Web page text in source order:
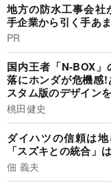
地方の防水工事会社
手企業から引く手あ
PR
国内王者「N-BOX
落にホンダが危機感
スタム版のデザイン
桃田健史
ダイハツの信頼は
「スズキとの統合」
佃 義夫